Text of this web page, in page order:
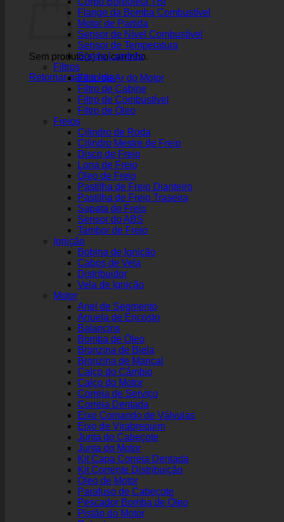
Sem produto(s) no carrinho.
Retornar para a loja
Flange da Bomba Combustível
Motor de Partida
Sensor de Nível Combustível
Sensor de Temperatura
Sonda Lambda
Filtros
Filtro de Ar do Motor
Filtro de Cabine
Filtro de Combustível
Filtro de Óleo
Freios
Cilindro de Roda
Cilindro Mestre de Freio
Disco de Freio
Lona de Freio
Óleo de Freio
Pastilha de Freio Dianteiro
Pastilha de Freio Traseira
Sapata de Freio
Sensor do ABS
Tambor de Freio
Ignição
Bobina de Ignição
Cabos de Vela
Distribuidor
Vela de Ignição
Motor
Anel de Segmento
Arruela de Encosto
Balancins
Bomba de Óleo
Bronzina de Biela
Bronzina de Mancal
Calço do Câmbio
Calço do Motor
Correia de Serviço
Correia Dentada
Eixo Comando de Válvulas
Eixo de Virabrequim
Junta do Cabeçote
Junta do Motor
Kit Capa Correia Dentada
Kit Corrente Distribuição
Óleo de Motor
Parafuso de Cabeçote
Pescador Bomba de Óleo
Pistão do Motor